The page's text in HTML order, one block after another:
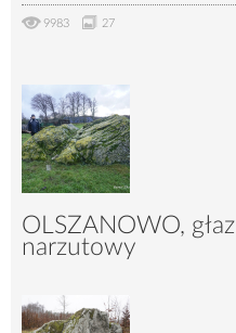
9983 27
OLSZANOWO, głaz
narzutowy
9229 19